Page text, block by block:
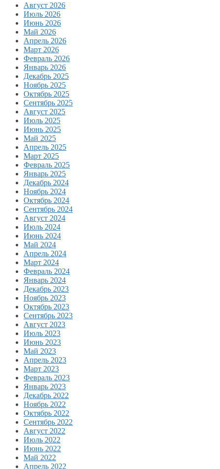
Август 2026
Июль 2026
Июнь 2026
Май 2026
Апрель 2026
Март 2026
Февраль 2026
Январь 2026
Декабрь 2025
Ноябрь 2025
Октябрь 2025
Сентябрь 2025
Август 2025
Июль 2025
Июнь 2025
Май 2025
Апрель 2025
Март 2025
Февраль 2025
Январь 2025
Декабрь 2024
Ноябрь 2024
Октябрь 2024
Сентябрь 2024
Август 2024
Июль 2024
Июнь 2024
Май 2024
Апрель 2024
Март 2024
Февраль 2024
Январь 2024
Декабрь 2023
Ноябрь 2023
Октябрь 2023
Сентябрь 2023
Август 2023
Июль 2023
Июнь 2023
Май 2023
Апрель 2023
Март 2023
Февраль 2023
Январь 2023
Декабрь 2022
Ноябрь 2022
Октябрь 2022
Сентябрь 2022
Август 2022
Июль 2022
Июнь 2022
Май 2022
Апрель 2022